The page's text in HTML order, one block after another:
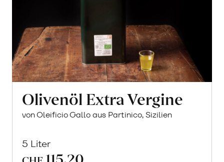
Olivenöl Extra Vergine
von Oleificio Gallo aus Partinico, Sizilien
5 Liter
115.20